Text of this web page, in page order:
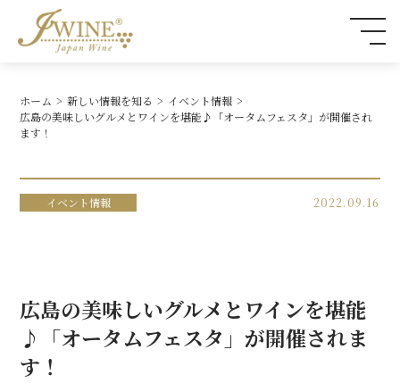
ホーム 新しい情報を知る
イベント情報
広島の美味しいグルメとワインを堪能♪「オータムフェスタ」が開催され
ます！
イベント情報 2022.09.16
広島の美味しいグルメとワインを堪能
♪「オータムフェスタ」が開催されま
す！